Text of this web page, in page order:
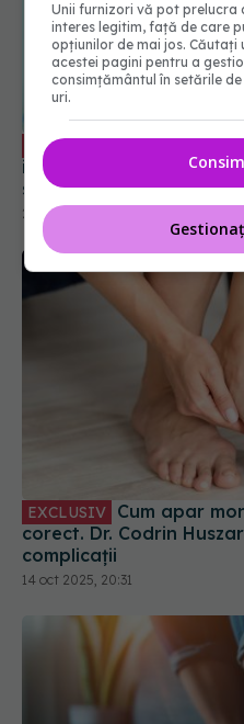
EXCLUSIV
Cum afectează hormonii sănătatea
inimii. Boala cardiacă
silențioasă care atacă
24 sep 2025, 18:26
EXCLUSIV
corect. Dr. Codrin
complicații
14 oct 2025, 20:31
Unii furnizori vă pot prelucra
interes legitim, față de care
opțiunilor de mai jos. Căutați
acestei pagini pentru a
consimțământul în setările
uri.